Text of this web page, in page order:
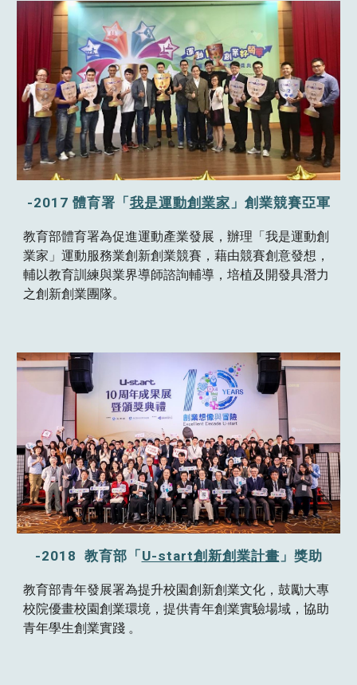
-2017 體育署「 我是運動創業家 」創業競賽亞軍
教育部體育署為促進運動產業發展，辦理「我是運動創
業家」運動服務業創新創業競賽，藉由競賽創意發想，
輔以教育訓練與業界導師諮詢輔導，培植及開發具潛力
之創新創業團隊。
-2018 教育部「 U-start創新創業計畫 」獎助
教育部青年發展署為提升校園創新創業文化，鼓勵大專
校院優畫校園創業環境，提供青年創業實驗場域，協助
青年學生創業實踐 。